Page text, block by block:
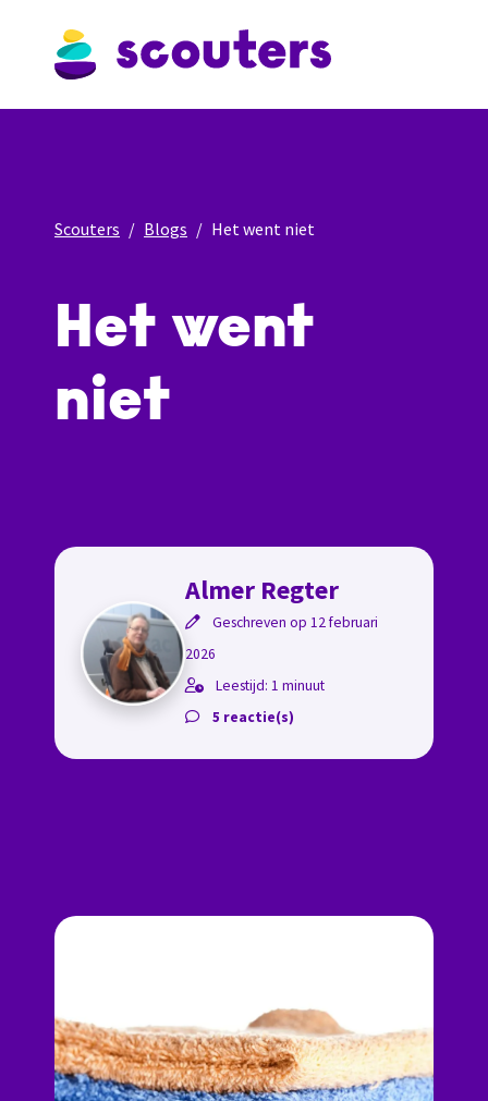
Scouters Blogs Het went niet
Het went
niet
Almer Regter
Geschreven op 12 februari
2026
Leestijd: 1 minuut
5 reactie(s)